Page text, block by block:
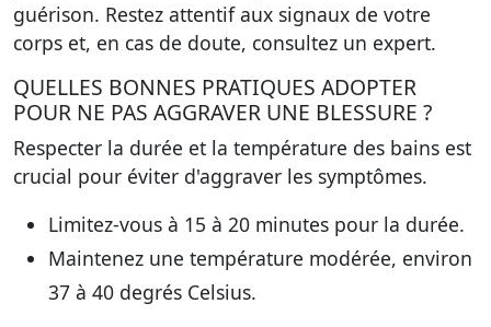
guérison. Restez attentif aux signaux de votre
corps et, en cas de doute, consultez un expert.
QUELLES BONNES PRATIQUES ADOPTER
POUR NE PAS AGGRAVER UNE BLESSURE ?
Respecter la durée et la température des bains est
crucial pour éviter d'aggraver les symptômes.
Limitez-vous à 15 à 20 minutes pour la durée.
Maintenez une température modérée, environ
37 à 40 degrés Celsius.